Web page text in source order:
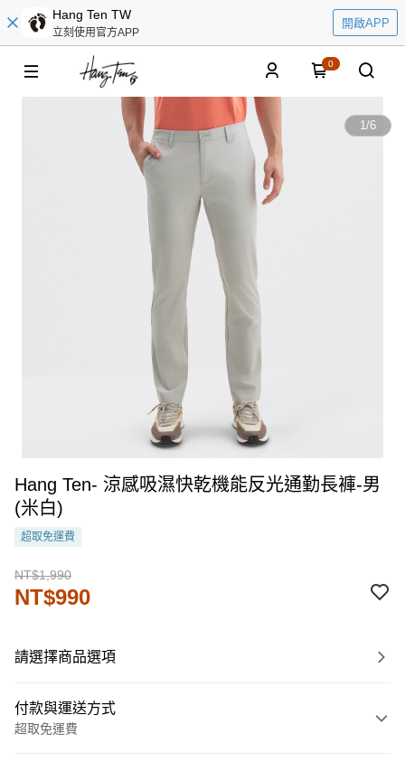
Hang Ten TW
立刻使用官方APP
開啟APP
0
1/6
Hang Ten- 涼感吸濕快乾機能反光通勤長褲-男
(米白)
超取免運費
NT$1,990
NT$990
請選擇商品選項
付款與運送方式
超取免運費